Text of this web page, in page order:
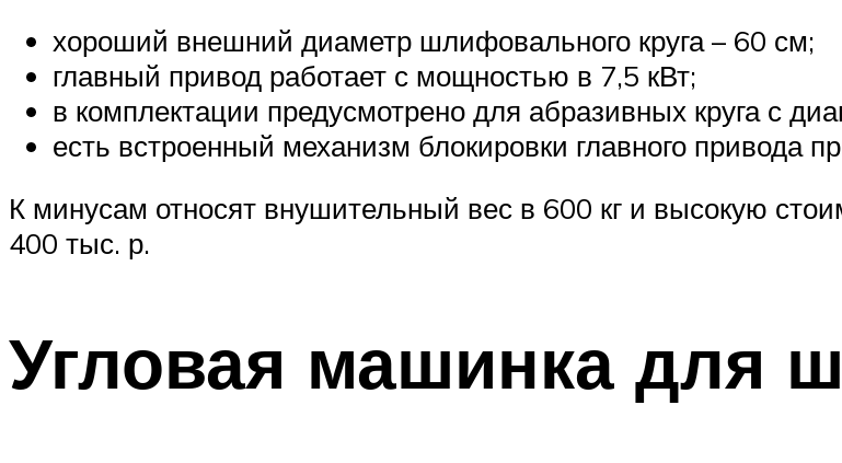
хороший внешний диаметр шлифовального круга – 60 см;
главный привод работает с мощностью в 7,5 кВт;
в комплектации предусмотрено для абразивных круга с
есть встроенный механизм блокировки главного привода
К минусам относят внушительный вес в 600 кг и высокую
400 тыс. р.
Угловая машинка для